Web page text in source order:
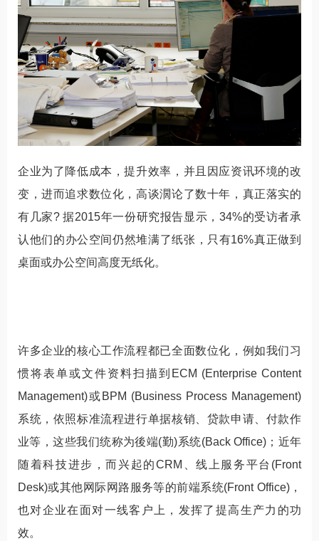
企业为了降低成本，提升效率，并且因应资讯环境的改
变，进而追求数位化，高谈濶论了数十年，真正落实的
有几家? 据2015年一份研究报告显示，34%的受访者承
认他们的办公空间仍然堆满了纸张，只有16%真正做到
桌面或办公空间高度无纸化。
许多企业的核心工作流程都已全面数位化，例如我们习
惯将表单或文件资料扫描到ECM (Enterprise Content
Management)或BPM (Business Process Management)
系统，依照标准流程进行单据核销、贷款申请、付款作
业等，这些我们统称为後端(勤)系统(Back Office)；近年
随着科技进步，而兴起的CRM、线上服务平台(Front
Desk)或其他网际网路服务等的前端系统(Front Office)，
也对企业在面对一线客户上，发挥了提高生产力的功
效。